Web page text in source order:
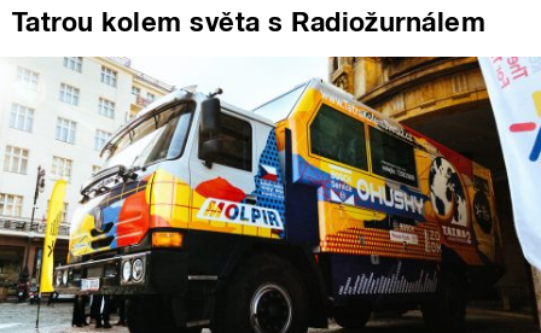
Tatrou kolem světa s Radiožurnálem